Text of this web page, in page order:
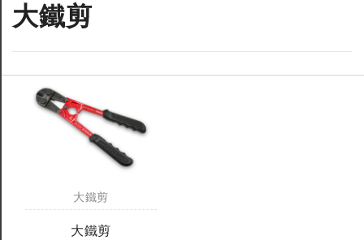
大鐵剪
大鐵剪
大鐵剪